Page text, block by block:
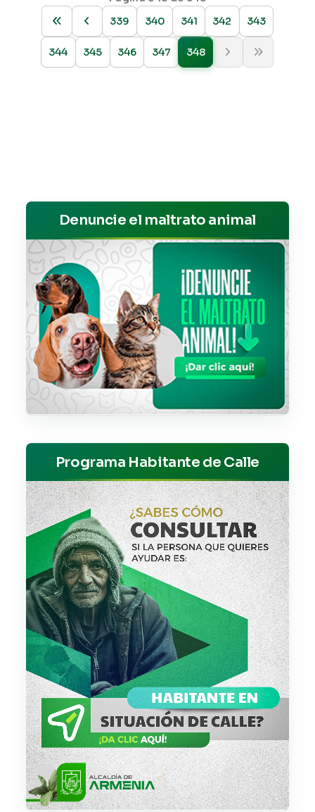
339
340 341 342 343
344 345 346 347 348
Denuncie el maltrato animal
Programa Habitante de Calle